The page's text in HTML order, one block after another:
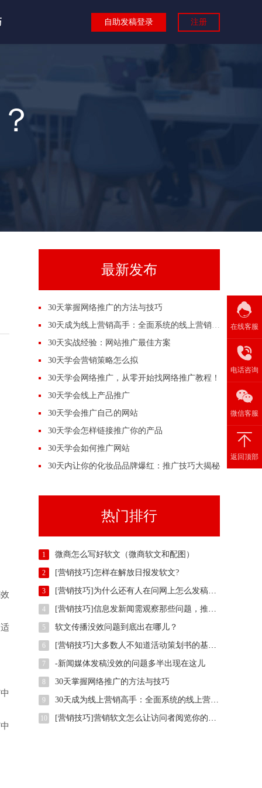
自助发稿登录 注册
最新发布
30天掌握网络推广的方法与技巧
30天成为线上营销高手：全面系统的线上营销培训
30天实战经验：网站推广最佳方案
30天学会营销策略怎么拟
30天学会网络推广，从零开始找网络推广教程！
30天学会线上产品推广
30天学会推广自己的网站
30天学会怎样链接推广你的产品
30天学会如何推广网站
30天内让你的化妆品品牌爆红：推广技巧大揭秘
热门排行
1 微商怎么写好软文（微商软文和配图）
2 [营销技巧]怎样在解放日报发软文?
3 [营销技巧]为什么还有人在问网上怎么发稿？用智慧软文
4 [营销技巧]信息发新闻需观察那些问题，推广方法有那些？
5 软文传播没效问题到底出在哪儿？
6 [营销技巧]大多数人不知道活动策划书的基本样式是什么,我们一起了解下
7 -新闻媒体发稿没效的问题多半出现在这儿
8 30天掌握网络推广的方法与技巧
9 30天成为线上营销高手：全面系统的线上营销培训
10 [营销技巧]营销软文怎么让访问者阅览你的整篇文案
在线客服
电话咨询
微信客服
返回顶部